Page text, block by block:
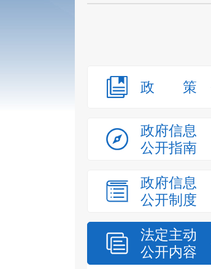
政策
政府信息
公开指南
政府信息
公开制度
法定主动
公开内容